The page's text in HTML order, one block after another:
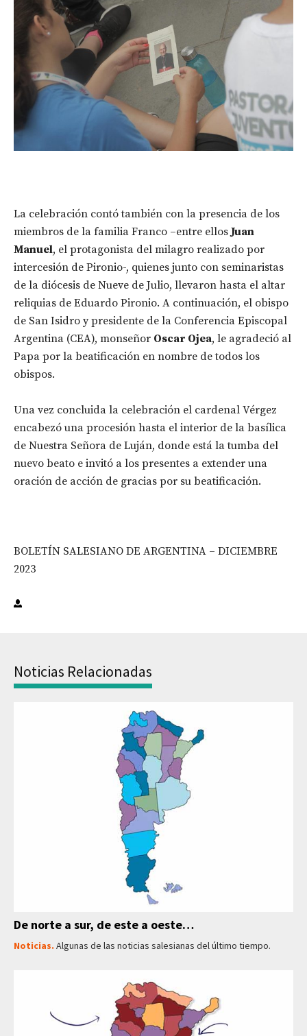
La celebración contó también con la presencia de los
miembros de la familia Franco –entre ellosJuan
Manuel, el protagonista del milagro realizado por
intercesión de Pironio-, quienes junto con seminaristas
de la diócesis de Nueve de Julio, llevaron hasta el altar
reliquias de Eduardo Pironio. A continuación, el obispo
de San Isidro y presidente de la Conferencia Episcopal
Argentina (CEA), monseñor Oscar Ojea, le agradeció al
Papa por la beatificación en nombre de todos los
obispos.
Una vez concluida la celebración el cardenal Vérgez
encabezó una procesión hasta el interior de la basílica
de Nuestra Señora de Luján, donde está la tumba del
nuevo beato e invitó a los presentes a extender una
oración de acción de gracias por su beatificación.
BOLETÍN SALESIANO DE ARGENTINA – DICIEMBRE
2023
Noticias Relacionadas
De norte a sur, de este a oeste…
Noticias. Algunas de las noticias salesianas del último tiempo.